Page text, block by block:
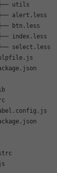
通用方法和变量
alert. less
btn. less
index. less
select. less
js
json
# 工具方法
式，去掉lib文件夹这一层）
# 源文件
config . js
json
# 公共资源目录
# 开发态目录